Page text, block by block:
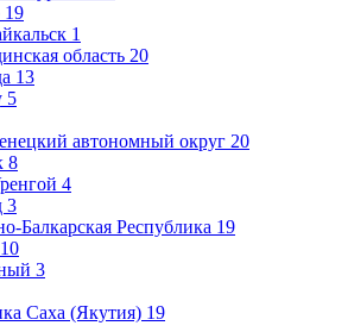
19
1
область 20
13
5
автономный округ 20
8
4
3
Балкарская Республика 19
10
3
Саха (Якутия) 19